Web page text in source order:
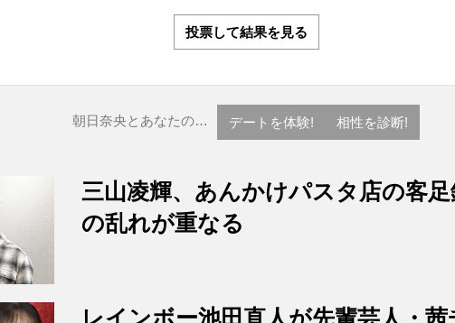
投票して結果を見る
朝日奈央とあなたの… デートを体験! 相性を診断!
三山凌輝、あんかけパスタ店の客
の乱れが重なる
レインボー池田直人が先輩芸人・